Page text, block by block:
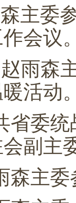
主委
会议
雨森
活动
省委
副主
森主